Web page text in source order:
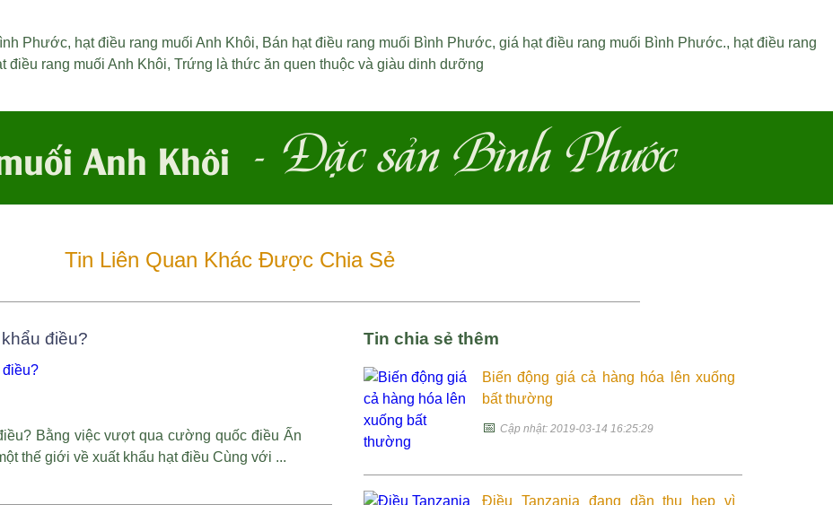
Phước, hạt điều rang muối Anh Khôi, Bán hạt điều rang muối Bình Phước,giá hạt điều rang muối Bình Phước., hạt điều rang
điều rang muối Anh Khôi,Trứng là thức ăn quen thuộc và giàu dinh dưỡng
Anh Khôi - Đặc sản Bình Phước
Tin Liên Quan Khác Được Chia Sẻ
điều?
Bằng việc vượt qua cường quốc điều Ấn
thế giới về xuất khẩu hạt điều Cùng với ...
Tin chia sẻ thêm
Biến động giá cả hàng hóa lên xuống
bất thường
📅 Cập nhật: 2019-03-14 16:25:29
Điều Tanzania đang dần thu hẹp vì